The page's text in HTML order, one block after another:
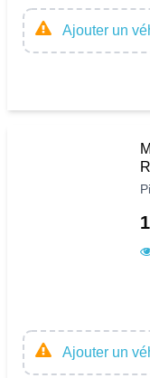
Ajouter un
Ajouter un